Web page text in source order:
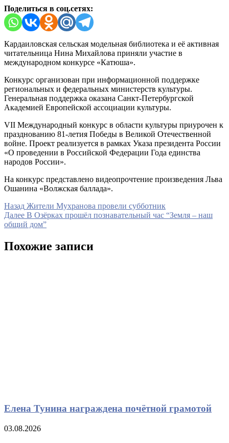
Поделиться в соц.сетях:
Кардаиловская сельская модельная библиотека и её активная
читательница Нина Михайлова приняли участие в
международном конкурсе «Катюша».
Конкурс организован при информационной поддержке
региональных и федеральных министерств культуры.
Генеральная поддержка оказана Санкт-Петербургской
Академией Европейской ассоциации культуры.
VII Международный конкурс в области культуры приурочен к
празднованию 81-летия Победы в Великой Отечественной
войне. Проект реализуется в рамках Указа президента России
«О проведении в Российской Федерации Года единства
народов России».
На конкурс представлено видеопрочтение произведения Льва
Ошанина «Волжская баллада».
Навигация
по
Назад Предыдущая
запись
Жители Мухранова провели субботник
Далее Следующая
запись
В Озёрках прошёл познавательный час “Земля – наш
общий дом”
Похожие записи
Елена Тунина награждена почётной грамотой
03.08.2026